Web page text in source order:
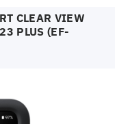
CLEAR VIEW
PLUS (EF-